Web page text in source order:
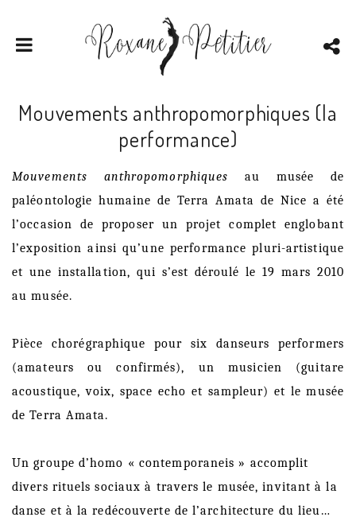
Mouvements anthropomorphiques (la
performance)
Mouvements anthropomorphiques au musée de
paléontologie humaine de Terra Amata de Nice a été
l’occasion de proposer un projet complet englobant
l’exposition ainsi qu’une performance pluri-artistique
et une installation, qui s’est déroulé le 19 mars 2010
au musée.
Pièce chorégraphique pour six danseurs performers
(amateurs ou confirmés), un musicien (guitare
acoustique, voix, space echo et sampleur) et le musée
de Terra Amata.
Un groupe d’homo « contemporaneis » accomplit
divers rituels sociaux à travers le musée, invitant à la
danse et à la redécouverte de l’architecture du lieu…